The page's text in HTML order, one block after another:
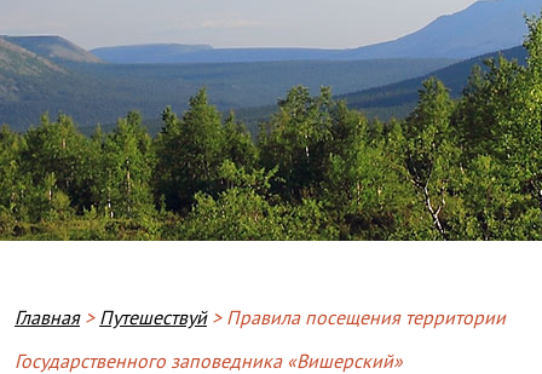
Строка навигации
Главная Путешествуй Правила посещения территории
Государственного заповедника «Вишерский»